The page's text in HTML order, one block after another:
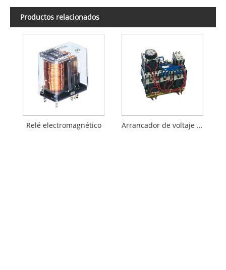
Productos relacionados
Relé electromagnético Arrancador de voltaje reducido estrella triángulo serie QCX3